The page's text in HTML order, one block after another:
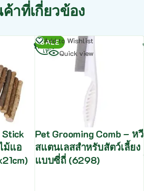
าที่เกี่ยวข้อง
Stick
ม้แอ
SALE
Add to Wishlist
Quick view
Pet Grooming Comb – หวี
สแตนเลสสำหรับสัตว์เลี้ยง
แบบซี่ถี่ (6298)
อ่าน
เพิ่ม